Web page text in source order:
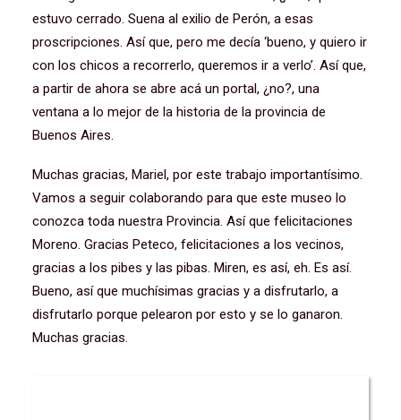
estuvo cerrado. Suena al exilio de Perón, a esas
proscripciones. Así que, pero me decía ‘bueno, y quiero ir
con los chicos a recorrerlo, queremos ir a verlo’. Así que,
a partir de ahora se abre acá un portal, ¿no?, una
ventana a lo mejor de la historia de la provincia de
Buenos Aires.
Muchas gracias, Mariel, por este trabajo importantísimo.
Vamos a seguir colaborando para que este museo lo
conozca toda nuestra Provincia. Así que felicitaciones
Moreno. Gracias Peteco, felicitaciones a los vecinos,
gracias a los pibes y las pibas. Miren, es así, eh. Es así.
Bueno, así que muchísimas gracias y a disfrutarlo, a
disfrutarlo porque pelearon por esto y se lo ganaron.
Muchas gracias.